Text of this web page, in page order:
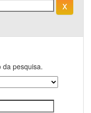
da pesquisa.